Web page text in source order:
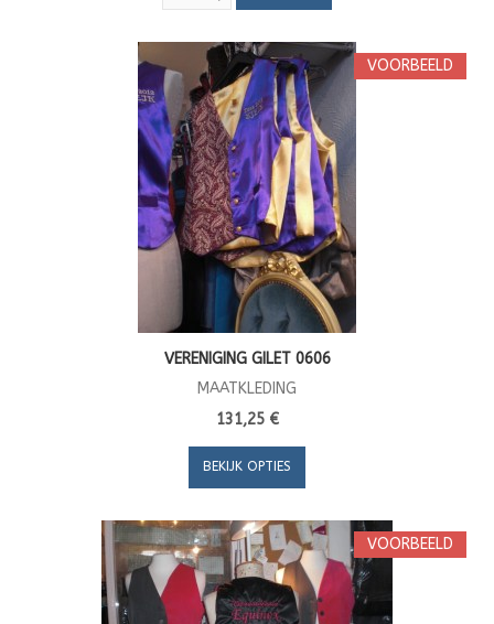
VOORBEELD
VERENIGING GILET 0606
MAATKLEDING
131,25 €
BEKIJK OPTIES
VOORBEELD